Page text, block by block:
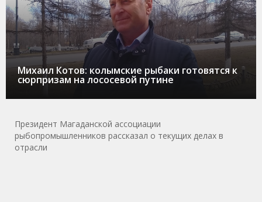
Михаил Котов: колымские рыбаки готовятся к
сюрпризам на лососевой путине
Президент Магаданской ассоциации
рыбопромышленников рассказал о текущих делах в
отрасли